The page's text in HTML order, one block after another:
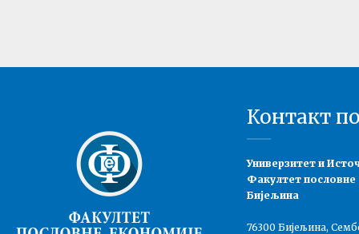
Контакт
Универзитет и
Факултет пословне
Бијељина
76300 Бијељина,